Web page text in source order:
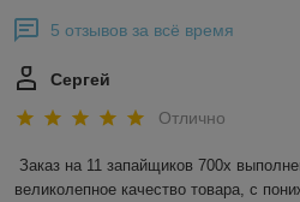
5 отзывов за всё время
Сергей
Отлично
Заказ на 11 запайщиков 700х
великолепное качество товара, с